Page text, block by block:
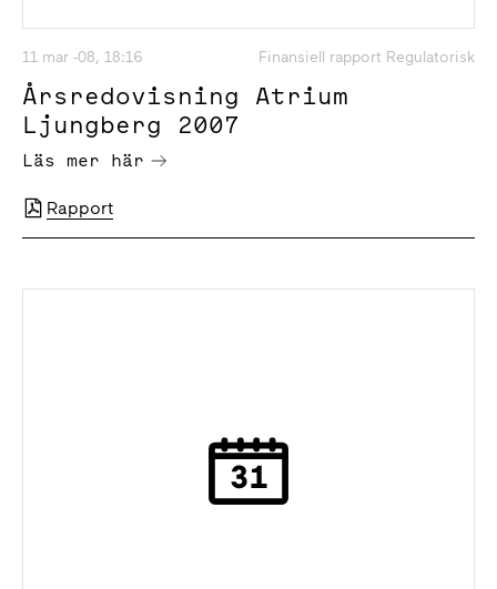
11 mar -08, 18:16 Finansiell rapport Regulatorisk
Årsredovisning Atrium
Ljungberg 2007
Läs mer här
Rapport